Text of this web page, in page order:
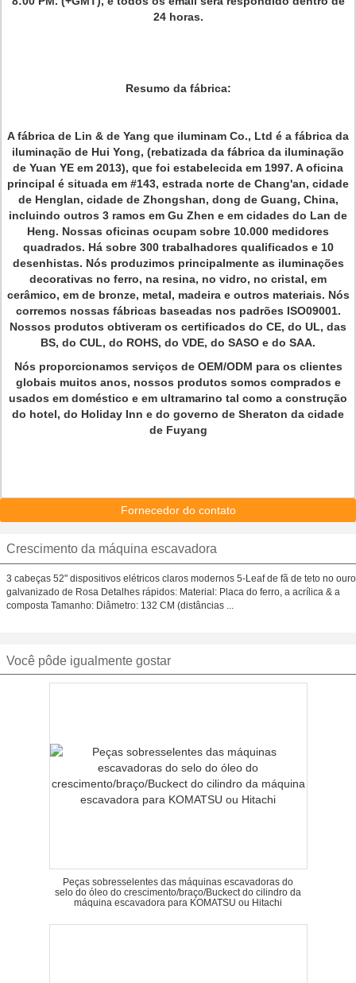
24 horas.
Resumo da fábrica:
A fábrica de Lin & de Yang que iluminam Co., Ltd é a fábrica da
iluminação de Hui Yong, (rebatizada da fábrica da iluminação
de Yuan YE em 2013), que foi estabelecida em 1997. A oficina
principal é situada em #143, estrada norte de Chang'an, cidade
de Henglan, cidade de Zhongshan, dong de Guang, China,
incluindo outros 3 ramos em Gu Zhen e em cidades do Lan de
Heng. Nossas oficinas ocupam sobre 10.000 medidores
quadrados. Há sobre 300 trabalhadores qualificados e 10
desenhistas. Nós produzimos principalmente as iluminações
decorativas no ferro, na resina, no vidro, no cristal, em
cerâmico, em de bronze, metal, madeira e outros materiais. Nós
corremos nossas fábricas baseadas nos padrões ISO09001.
Nossos produtos obtiveram os certificados do CE, do UL, das
BS, do CUL, do ROHS, do VDE, do SASO e do SAA.
Nós proporcionamos serviços de OEM/ODM para os clientes
globais muitos anos, nossos produtos somos comprados e
usados em doméstico e em ultramarino tal como a construção
do hotel, do Holiday Inn e do governo de Sheraton da cidade
de Fuyang
Fornecedor do contato
Crescimento da máquina escavadora
3 cabeças 52" dispositivos elétricos claros modernos 5-Leaf de fã de teto no ouro
galvanizado de Rosa Detalhes rápidos: Material: Placa do ferro, a acrílica & a
composta Tamanho: Diâmetro: 132 CM (distâncias ...
Você pôde igualmente gostar
Peças sobresselentes das máquinas escavadoras do
selo do óleo do crescimento/braço/Buckect do cilindro da
máquina escavadora para KOMATSU ou Hitachi